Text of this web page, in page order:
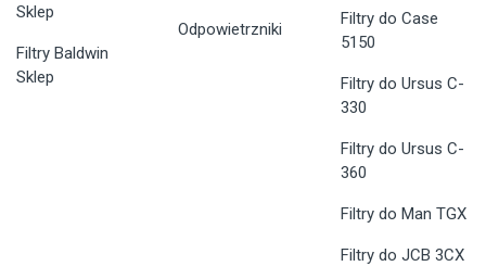
Sklep
Filtry Baldwin
Sklep
Odpowietrzniki
Filtry do Case
5150
Filtry do Ursus C-
330
Filtry do Ursus C-
360
Filtry do Man TGX
Filtry do JCB 3CX